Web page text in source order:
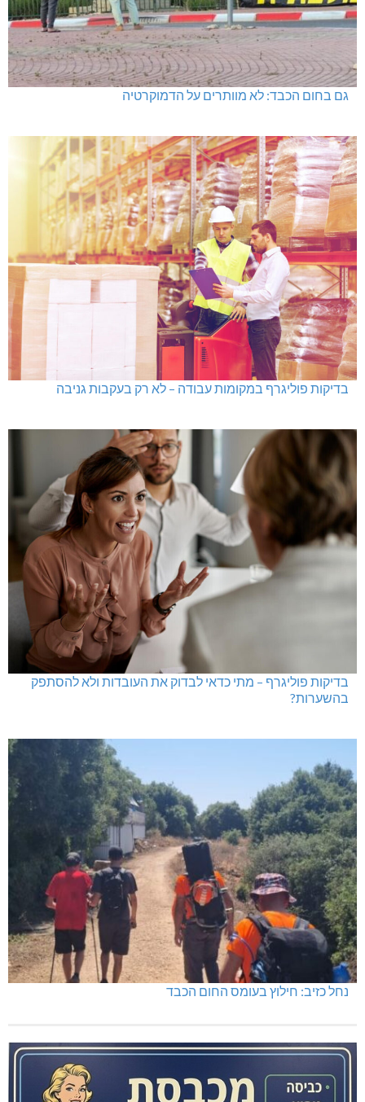
גם בחום הכבד: לא מוותרים על הדמוקרטיה
בדיקות פוליגרף במקומות עבודה – לא רק בעקבות גניבה
בדיקות פוליגרף – מתי כדאי לבדוק את העובדות ולא להסתפק
בהשערות?
נחל כזיב: חילוץ בעומס החום הכבד